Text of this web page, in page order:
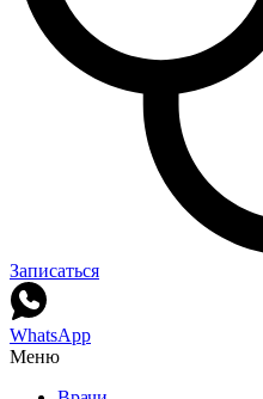
Записаться
WhatsApp
Меню